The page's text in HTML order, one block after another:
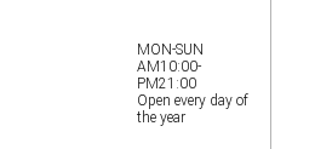
MON-SUN
AM10:00-
PM21:00
Open every day of
the year